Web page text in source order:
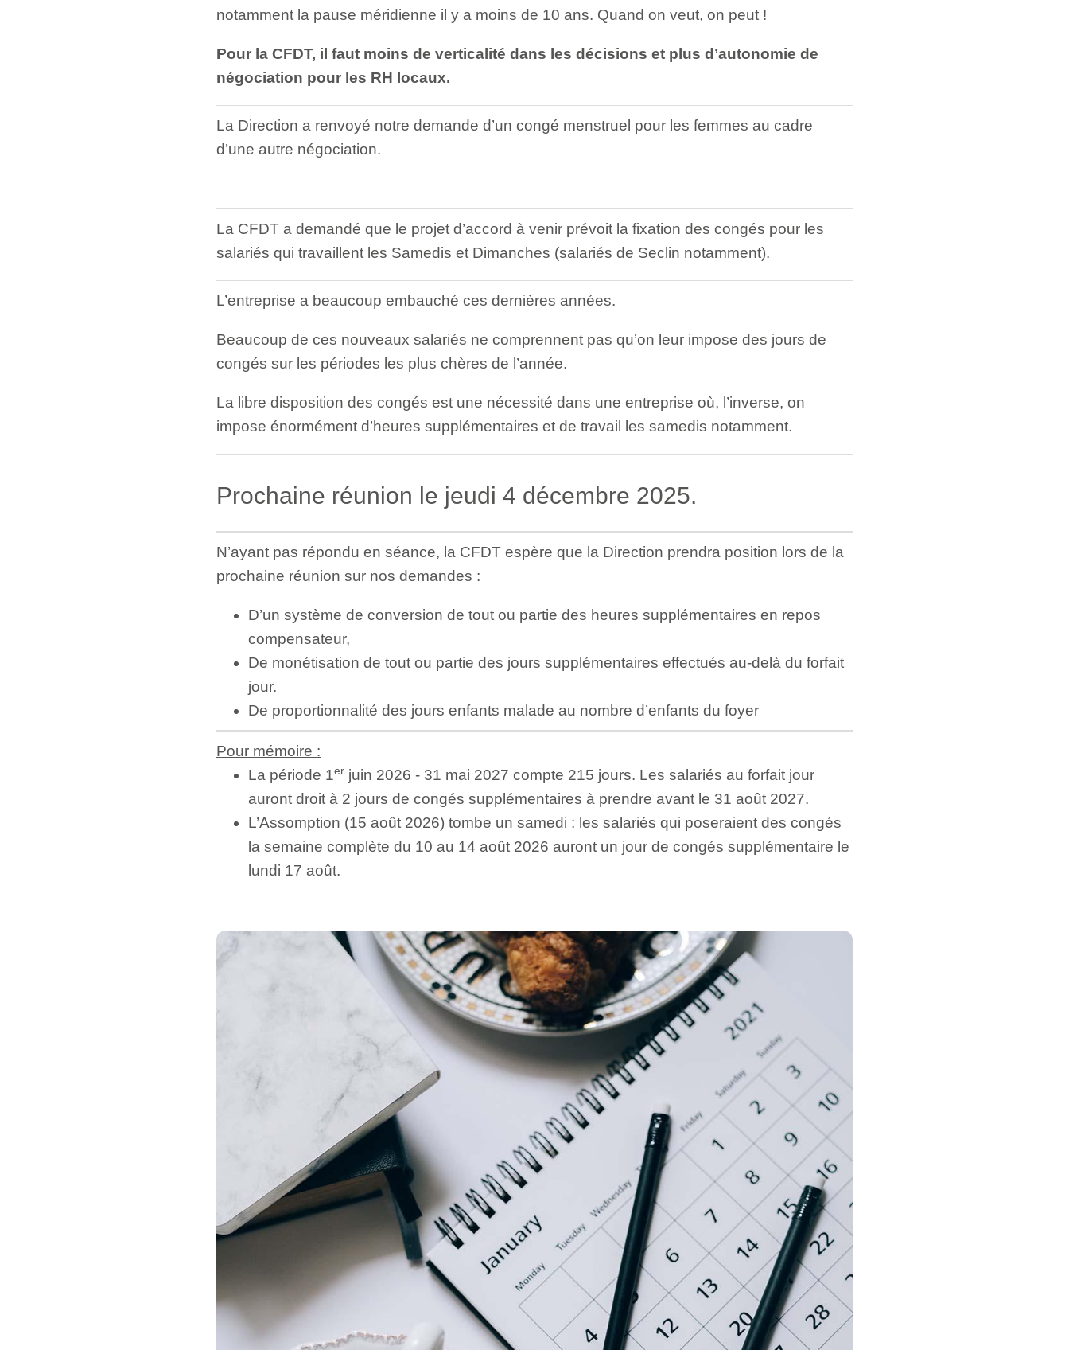
notamment la pause méridienne il y a moins de 10 ans. Quand on veut, on peut !
Pour la CFDT, il faut moins de verticalité dans les décisions et plus d’autonomie de
négociation pour les RH locaux.
La Direction a renvoyé notre demande d’un congé menstruel pour les femmes au cadre
d’une autre négociation.
La CFDT a demandé que le projet d’accord à venir prévoit la fixation des congés pour les
salariés qui travaillent les Samedis et Dimanches (salariés de Seclin notamment).
L’entreprise a beaucoup embauché ces dernières années.
Beaucoup de ces nouveaux salariés ne comprennent pas qu’on leur impose des jours de
congés sur les périodes les plus chères de l’année.
La libre disposition des congés est une nécessité dans une entreprise où, l’inverse, on
impose énormément d’heures supplémentaires et de travail les samedis notamment.
Prochaine réunion le jeudi 4 décembre 2025.
N’ayant pas répondu en séance, la CFDT espère que la Direction prendra position lors de la
prochaine réunion sur nos demandes :
D’un système de conversion de tout ou partie des heures supplémentaires en repos
compensateur,
De monétisation de tout ou partie des jours supplémentaires effectués au-delà du forfait
jour.
De proportionnalité des jours enfants malade au nombre d’enfants du foyer
Pour mémoire :
La période 1er juin 2026 - 31 mai 2027 compte 215 jours. Les salariés au forfait jour
auront droit à 2 jours de congés supplémentaires à prendre avant le 31 août 2027.
L’Assomption (15 août 2026) tombe un samedi : les salariés qui poseraient des congés
la semaine complète du 10 au 14 août 2026 auront un jour de congés supplémentaire le
lundi 17 août.